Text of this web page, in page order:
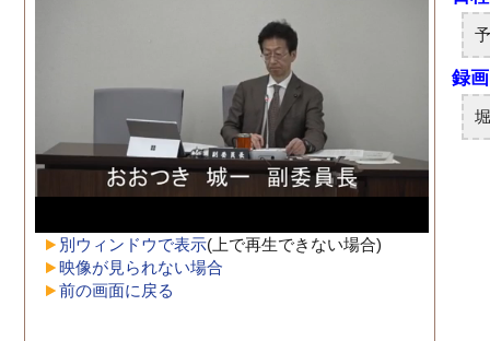
別ウィンドウで表示(上で再生できない場合)
映像が見られない場合
前の画面に戻る